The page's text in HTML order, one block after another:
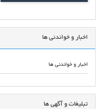
اخبار و خواندنی ها
اخبار و خواندنی ها
تبلیغات و آگهی ها